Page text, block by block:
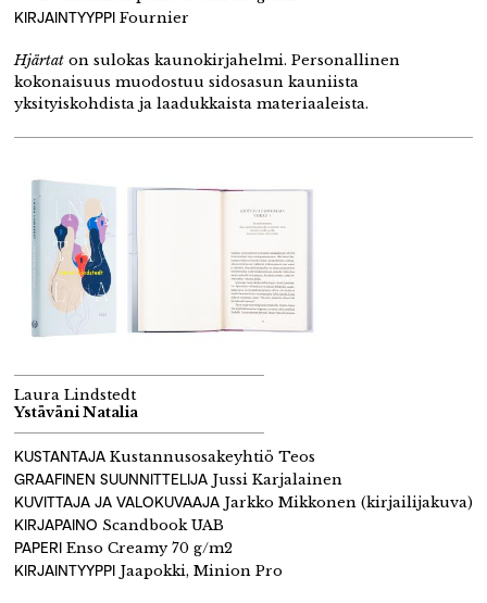
KIRJAINTYYPPI Fournier
Hjärtat on sulokas kaunokirjahelmi. Personallinen
kokonaisuus muodostuu sidosasun kauniista
yksityiskohdista ja laadukkaista materiaaleista.
Laura Lindstedt
Ystäväni Natalia
KUSTANTAJA Kustannusosakeyhtiö Teos
GRAAFINEN SUUNNITTELIJA Jussi Karjalainen
KUVITTAJA JA VALOKUVAAJA Jarkko Mikkonen (kirjailijakuva)
KIRJAPAINO Scandbook UAB
PAPERI Enso Creamy 70 g/m2
KIRJAINTYYPPI Jaapokki, Minion Pro